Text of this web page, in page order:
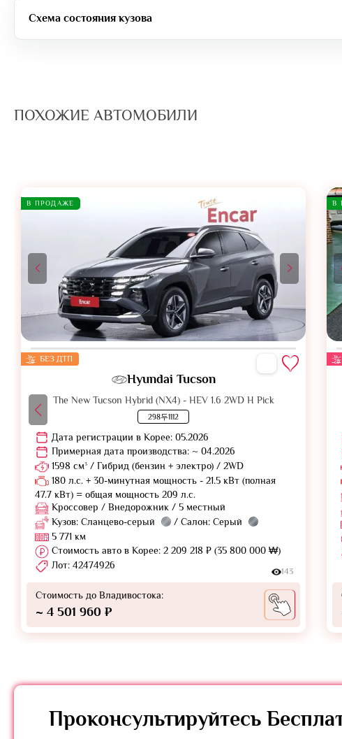
Схема состояния кузова
ПОХОЖИЕ АВТОМОБИЛИ
В ПРОДАЖЕ
БЕЗ ДТП
Hyundai Tucson
The New Tucson Hybrid (NX4) - HEV 1.6 2WD H Pick
298두1112
Дата регистрации в Корее: 05.2026
Примерная дата производства: ~ 04.2026
1598 см³ / Гибрид (бензин + электро) / 2WD
180 л.с. + 30-минутная мощность - 21.5 кВт (полная
47.7 кВт) = общая мощность 209 л.с.
Кроссовер / Внедорожник / 5 местный
Кузов: Сланцево-серый
/ Салон: Серый
5 771 км
Стоимость авто в Корее: 2 209 218 ₽ (35 800 000 ₩)
Лот: 42474926
143
Стоимость до Владивостока:
~ 4 501 960 ₽
В
Проконсультируйтесь